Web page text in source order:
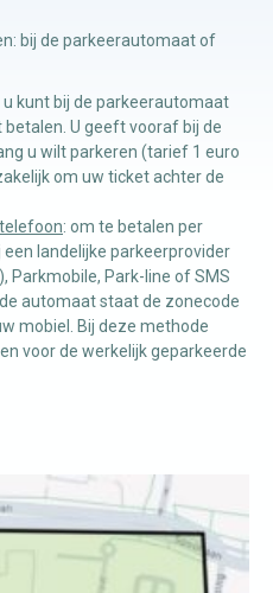
bij de parkeerautomaat of
u kunt bij de parkeerautomaat
U geeft vooraf bij de
u wilt parkeren (tarief 1 euro
om uw ticket achter de
: om te betalen per
landelijke parkeerprovider
Parkmobile, Park-line of SMS
automaat staat de zonecode
mobiel. Bij deze methode
voor de werkelijk geparkeerde